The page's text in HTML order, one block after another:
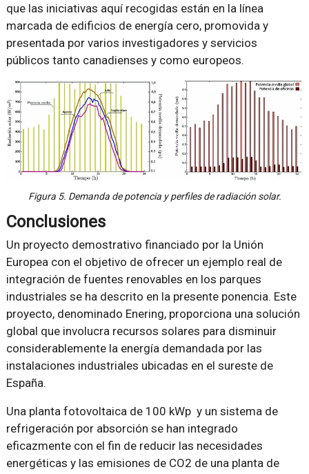
que las iniciativas aquí recogidas están en la línea
marcada de edificios de energía cero, promovida y
presentada por varios investigadores y servicios
públicos tanto canadienses y como europeos.
Figura 5. Demanda de potencia y perfiles de radiación solar.
Conclusiones
Un proyecto demostrativo financiado por la Unión
Europea con el objetivo de ofrecer un ejemplo real de
integración de fuentes renovables en los parques
industriales se ha descrito en la presente ponencia. Este
proyecto, denominado Enering, proporciona una solución
global que involucra recursos solares para disminuir
considerablemente la energía demandada por las
instalaciones industriales ubicadas en el sureste de
España.
Una planta fotovoltaica de 100 kWp y un sistema de
refrigeración por absorción se han integrado
eficazmente con el fin de reducir las necesidades
energéticas y las emisiones de CO2 de una planta de